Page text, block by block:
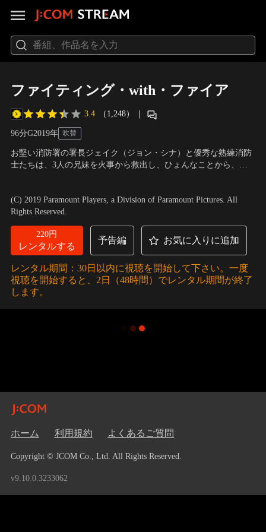
ファイティング・with・ファイア
3.4 （1,248） ｜
96分G2019年 吹替
お堅い消防署の署長ジェイク（ジョン・シナ）と優秀な熟練消防
士たちは、3人の兄妹を火事から救出し、ひょんなことから、そ
に立たないことに気付くのだった…。子どもたちの両親が見つか
らない中、消防士たちは日常生活や仕事に加えて…。
(C) 2019 Paramount Players, a Division of Paramount Pictures. All
Rights Reserved.
220円
レンタルする
予告編 お気に入りに追加
レンタル期間：30日以内に視聴を開始して下さい。一度
視聴を開始すると、2日（48時間）でレンタル期間が終了
します。
ホーム 利用規約 よくあるご質問
Copyright © JCOM Co., Ltd. All Rights Reserved.
v9.10.0.3233062